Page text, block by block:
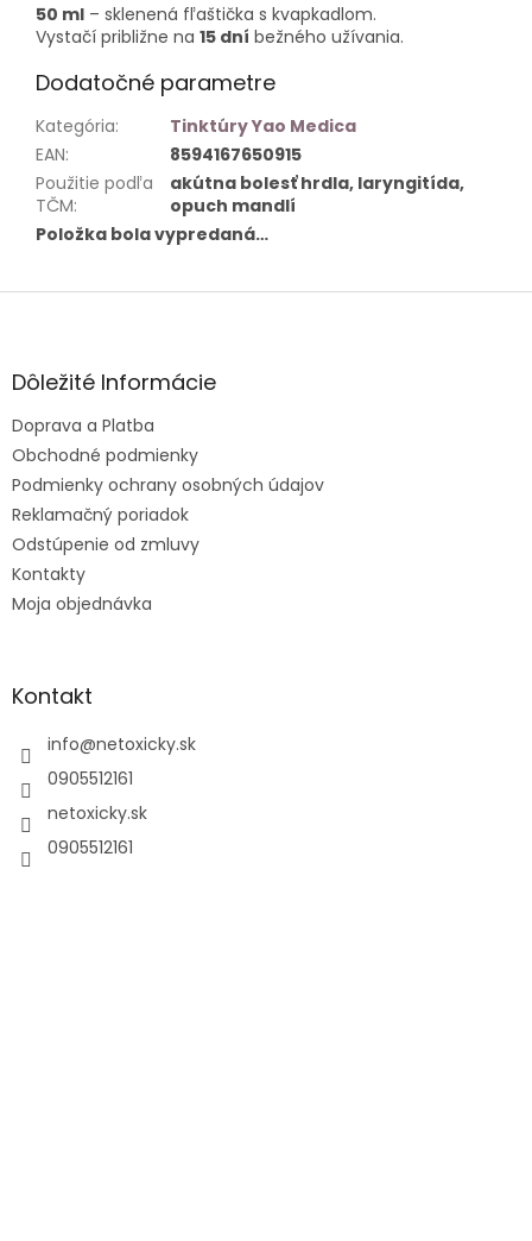
50 ml – sklenená fľaštička s kvapkadlom.
Vystačí približne na 15 dní bežného užívania.
Dodatočné parametre
Kategória:
Tinktúry Yao Medica
EAN:
8594167650915
Použitie podľa
TČM:
akútna bolesť hrdla, laryngitída,
opuch mandlí
Položka bola vypredaná…
Z
ä
e
Dôležité Informácie
Doprava a Platba
Obchodné podmienky
Podmienky ochrany osobných údajov
Reklamačný poriadok
Odstúpenie od zmluvy
Kontakty
Moja objednávka
Kontakt
info@netoxicky.sk
0905512161
netoxicky.sk
0905512161